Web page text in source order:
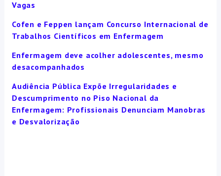
Vagas
Cofen e Feppen lançam Concurso Internacional de
Trabalhos Científicos em Enfermagem
Enfermagem deve acolher adolescentes, mesmo
desacompanhados
Audiência Pública Expõe Irregularidades e
Descumprimento no Piso Nacional da
Enfermagem: Profissionais Denunciam Manobras
e Desvalorização